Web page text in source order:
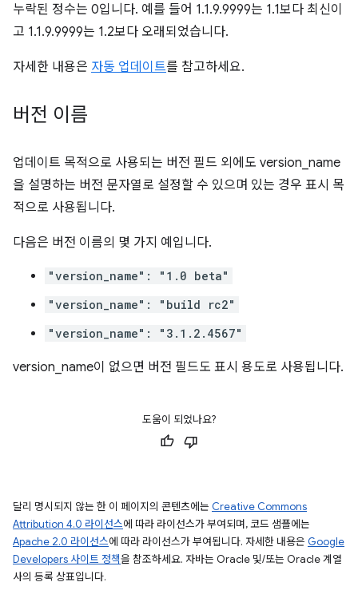
누락된 정수는 0입니다. 예를 들어 1.1.9.9999는 1.1보다 최신이
고 1.1.9.9999는 1.2보다 오래되었습니다.
자세한 내용은 자동 업데이트를 참고하세요.
버전 이름
업데이트 목적으로 사용되는 버전 필드 외에도 version_name
을 설명하는 버전 문자열로 설정할 수 있으며 있는 경우 표시 목
적으로 사용됩니다.
다음은 버전 이름의 몇 가지 예입니다.
"version_name": "1.0 beta"
"version_name": "build rc2"
"version_name": "3.1.2.4567"
version_name이 없으면 버전 필드도 표시 용도로 사용됩니다.
도움이 되었나요?
달리 명시되지 않는 한 이 페이지의 콘텐츠에는 Creative Commons
Attribution 4.0 라이선스에 따라 라이선스가 부여되며, 코드 샘플에는
Apache 2.0 라이선스에 따라 라이선스가 부여됩니다. 자세한 내용은 Google
Developers 사이트 정책을 참조하세요. 자바는 Oracle 및/또는 Oracle 계열
사의 등록 상표입니다.